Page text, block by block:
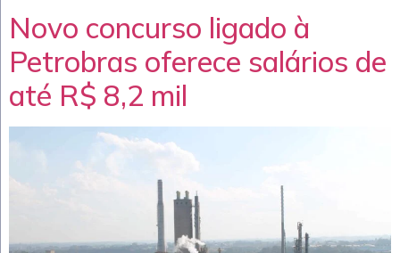
Novo concurso ligado à
Petrobras oferece salários de
até R$ 8,2 mil